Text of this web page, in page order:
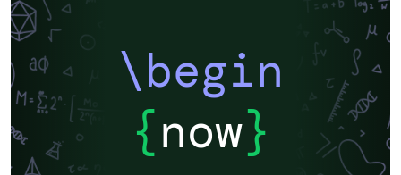
\begin
{now}